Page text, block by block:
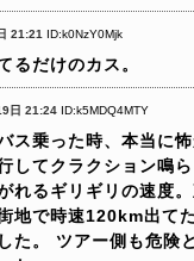
21:21 ID:k0NzY0Mjk
るだけのカス。
日 21:24 ID:k5MDQ4MTY
ス乗った時、本当に
してクラクション鳴
れるギリギリの速度
地で時速120km出てた
た。
ツアー側も危険